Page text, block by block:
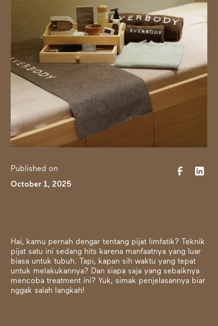
Published on
October 1, 2025
Hai, kamu pernah dengar tentang pijat limfatik? Teknik
pijat satu ini sedang hits karena manfaatnya yang luar
biasa untuk tubuh. Tapi, kapan sih waktu yang tepat
untuk melakukannya? Dan siapa saja yang sebaiknya
mencoba treatment ini? Yuk, simak penjelasannya biar
nggak salah langkah!